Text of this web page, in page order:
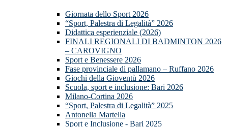
Giornata dello Sport 2026
“Sport, Palestra di Legalità” 2026
Didattica esperienziale (2026)
FINALI REGIONALI DI BADMINTON 2026
– CAROVIGNO
Sport e Benessere 2026
Fase provinciale di pallamano – Ruffano 2026
Giochi della Gioventù 2026
Scuola, sport e inclusione: Bari 2026
Milano-Cortina 2026
“Sport, Palestra di Legalità” 2025
Antonella Martella
Sport e Inclusione - Bari 2025